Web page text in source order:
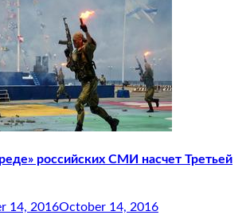
российских СМИ насчет Третьей
14, 2016October 14, 2016